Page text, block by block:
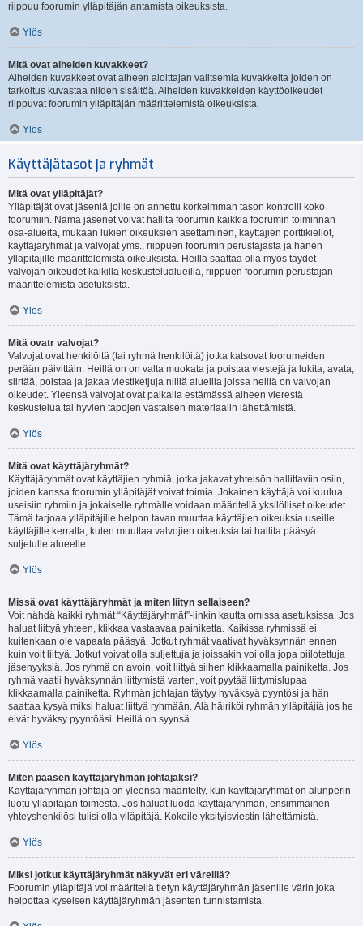
riippuu foorumin ylläpitäjän antamista oikeuksista.
Ylös
Mitä ovat aiheiden kuvakkeet?
Aiheiden kuvakkeet ovat aiheen aloittajan valitsemia kuvakkeita joiden on
tarkoitus kuvastaa niiden sisältöä. Aiheiden kuvakkeiden käyttöoikeudet
riippuvat foorumin ylläpitäjän määrittelemistä oikeuksista.
Ylös
Käyttäjätasot ja ryhmät
Mitä ovat ylläpitäjät?
Ylläpitäjät ovat jäseniä joille on annettu korkeimman tason kontrolli koko
foorumiin. Nämä jäsenet voivat hallita foorumin kaikkia foorumin toiminnan
osa-alueita, mukaan lukien oikeuksien asettaminen, käyttäjien porttikiellot,
käyttäjäryhmät ja valvojat yms., riippuen foorumin perustajasta ja hänen
ylläpitäjille määrittelemistä oikeuksista. Heillä saattaa olla myös täydet
valvojan oikeudet kaikilla keskustelualueilla, riippuen foorumin perustajan
määrittelemistä asetuksista.
Ylös
Mitä ovatr valvojat?
Valvojat ovat henkilöitä (tai ryhmä henkilöitä) jotka katsovat foorumeiden
perään päivittäin. Heillä on on valta muokata ja poistaa viestejä ja lukita, avata,
siirtää, poistaa ja jakaa viestiketjuja niillä alueilla joissa heillä on valvojan
oikeudet. Yleensä valvojat ovat paikalla estämässä aiheen vierestä
keskustelua tai hyvien tapojen vastaisen materiaalin lähettämistä.
Ylös
Mitä ovat käyttäjäryhmät?
Käyttäjäryhmät ovat käyttäjien ryhmiä, jotka jakavat yhteisön hallittaviin osiin,
joiden kanssa foorumin ylläpitäjät voivat toimia. Jokainen käyttäjä voi kuulua
useisiin ryhmiin ja jokaiselle ryhmälle voidaan määritellä yksilölliset oikeudet.
Tämä tarjoaa ylläpitäjille helpon tavan muuttaa käyttäjien oikeuksia useille
käyttäjille kerralla, kuten muuttaa valvojien oikeuksia tai hallita pääsyä
suljetulle alueelle.
Ylös
Missä ovat käyttäjäryhmät ja miten liityn sellaiseen?
Voit nähdä kaikki ryhmät “Käyttäjäryhmät”-linkin kautta omissa asetuksissa. Jos
haluat liittyä yhteen, klikkaa vastaavaa painiketta. Kaikissa ryhmissä ei
kuitenkaan ole vapaata pääsyä. Jotkut ryhmät vaativat hyväksynnän ennen
kuin voit liittyä. Jotkut voivat olla suljettuja ja joissakin voi olla jopa piilotettuja
jäsenyyksiä. Jos ryhmä on avoin, voit liittyä siihen klikkaamalla painiketta. Jos
ryhmä vaatii hyväksynnän liittymistä varten, voit pyytää liittymislupaa
klikkaamalla painiketta. Ryhmän johtajan täytyy hyväksyä pyyntösi ja hän
saattaa kysyä miksi haluat liittyä ryhmään. Älä häiriköi ryhmän ylläpitäjiä jos he
eivät hyväksy pyyntöäsi. Heillä on syynsä.
Ylös
Miten pääsen käyttäjäryhmän johtajaksi?
Käyttäjäryhmän johtaja on yleensä määritelty, kun käyttäjäryhmät on alunperin
luotu ylläpitäjän toimesta. Jos haluat luoda käyttäjäryhmän, ensimmäinen
yhteyshenkilösi tulisi olla ylläpitäjä. Kokeile yksityisviestin lähettämistä.
Ylös
Miksi jotkut käyttäjäryhmät näkyvät eri väreillä?
Foorumin ylläpitäjä voi määritellä tietyn käyttäjäryhmän jäsenille värin joka
helpottaa kyseisen käyttäjäryhmän jäsenten tunnistamista.